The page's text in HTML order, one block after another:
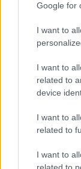
Google for
I want to
I want to
related to
device
I want to
related to
I want to
Continua
CICLISMO